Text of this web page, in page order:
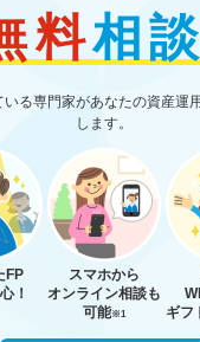
料相
る専門家があなたの資産運
します。
FP
！
スマホから
オンライン相談も
可能※1
ギフ